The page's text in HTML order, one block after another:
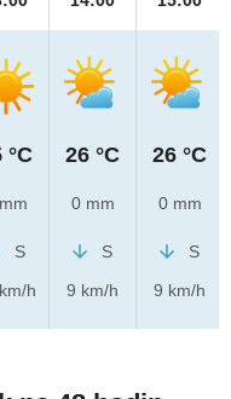
°C
S
h
26 °C
0 mm
S
9 km/h
26 °C
0 mm
S
9 km/h